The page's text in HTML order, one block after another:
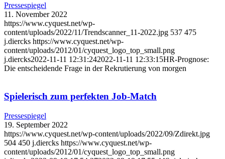
Pressespiegel
11. November 2022
https://www.cyquest.net/wp-
content/uploads/2022/11/Trendscanner_11-2022.jpg 537 475
j.diercks https://www.cyquest.net/wp-
content/uploads/2012/01/cyquest_logo_top_small.png
j.diercks2022-11-11 12:31:242022-11-11 12:33:15HR-Prognose:
Die entscheidende Frage in der Rekrutierung von morgen
Spielerisch zum perfekten Job-Match
Pressespiegel
19. September 2022
https://www.cyquest.net/wp-content/uploads/2022/09/Zdirekt.jpg
504 450 j.diercks https://www.cyquest.net/wp-
content/uploads/2012/01/cyquest_logo_top_small.png